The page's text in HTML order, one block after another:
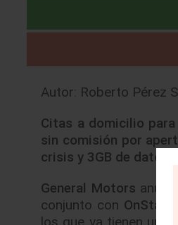
Autor: Roberto Pérez
Citas a domicilio
sin comisión por
crisis y 3GB de datos
General Motors
conjunto con OnStar
los que ya tienen un